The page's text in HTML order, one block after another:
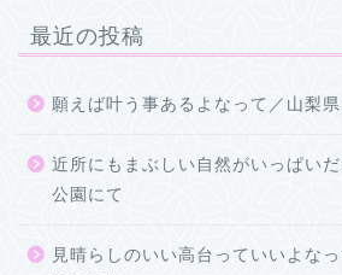
最近の投稿
願えば叶う事あるよなって／山梨
近所にもまぶしい自然がいっぱい
公園にて
見晴らしのいい高台っていいよな